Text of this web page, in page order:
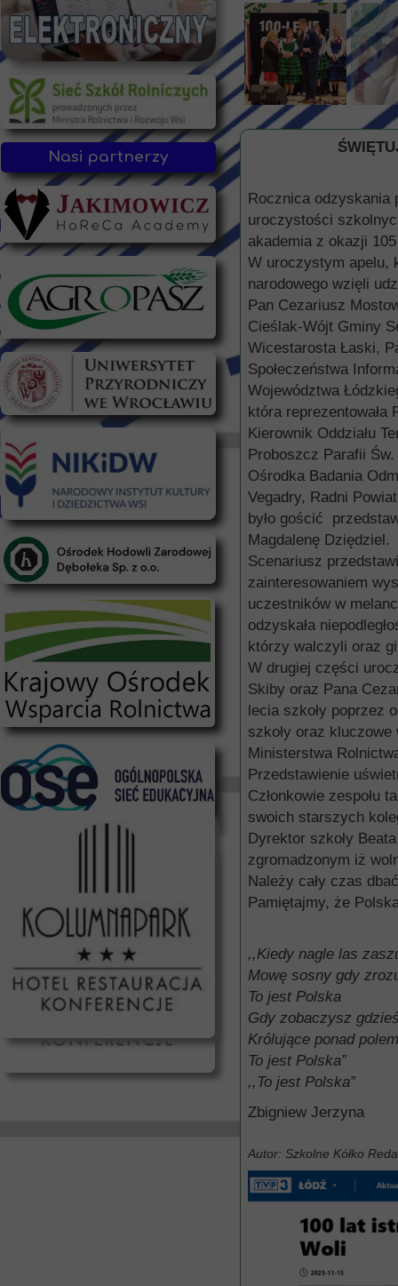
Nasi partnerzy
Rocznica odzyskania
uroczystości
akademia z okazji
W uroczystym apelu,
narodowego wzięli
Pan Cezariusz
Cieślak-Wójt Gminy
Wicestarosta Łaski,
Społeczeństwa
Województwa
która reprezentowała
Kierownik Oddziału
Proboszcz Parafii
Ośrodka Badania
Vegadry, Radni
było gościć
Magdalenę Dziędziel.
Scenariusz
zainteresowaniem
uczestników w
odzyskała
którzy walczyli oraz
W drugiej części
Skiby oraz Pana
lecia szkoły poprzez
szkoły oraz kluczowe
Ministerstwa
Przedstawienie
Członkowie zespołu
swoich starszych
Dyrektor szkoły
zgromadzonym iż
Należy cały czas
Pamiętajmy, że
,,Kiedy nagle las
Mowę sosny gdy
To jest Polska
Gdy zobaczysz
Królujące ponad polem
To jest Polska”
,,To jest Polska”
Zbigniew Jerzyna
Autor: Szkolne Kółko